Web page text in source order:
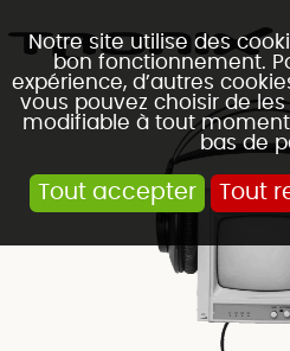
Notre site utilise des
bon fonctionnement.
expérience, d’autres
vous pouvez choisir de
modifiable à tout
bas de
Tout accepter Tout